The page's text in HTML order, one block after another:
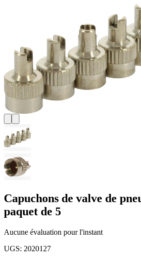
Capuchons de valve de
paquet de 5
Aucune évaluation pour l'instant
UGS: 2020127